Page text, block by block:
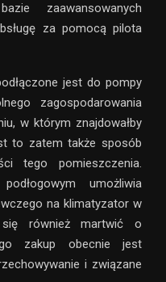
zaawansowanych
za pomocą pilota
jest do pompy
zagospodarowania
w którym znajdowałby
to zatem także sposób
tego pomieszczenia.
umożliwia
na klimatyzator w
również martwić o
zakup obecnie jest
i związane